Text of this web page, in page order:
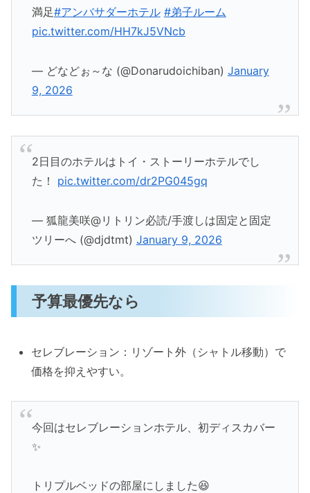
満足#アンバサダーホテル #弟子ルーム
pic.twitter.com/HH7kJ5VNcb
— どなどぉ～な (@Donarudoichiban) January
9, 2026
2日目のホテルはトイ・ストーリーホテルでし
た！ pic.twitter.com/dr2PG045gq
— 狐龍美咲@リトリン必読/手渡しは固定と固定
ツリーへ (@djdtmt) January 9, 2026
予算最優先なら
セレブレーション：リゾート外（シャトル移動）で
価格を抑えやすい。
今回はセレブレーションホテル、初ディスカバー
✨
トリプルベッドの部屋にしました😆